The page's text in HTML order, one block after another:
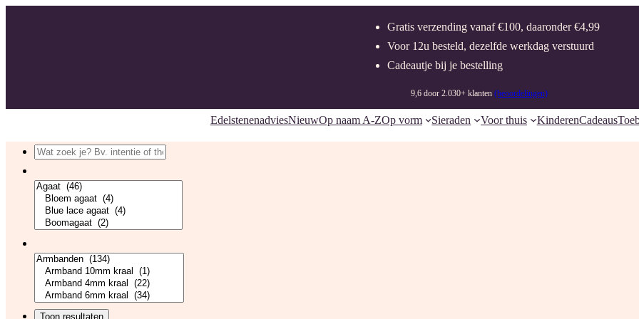
Gratis verzending vanaf €100, daaronder €4,99
Voor 12u besteld, dezelfde werkdag verstuurd
Cadeautje bij je bestelling
9,6 door 2.030+ klanten (beoordelingen)
EdelstenenadviesNieuwOp naam A-ZOp vorm Sieraden Voor thuis KinderenCadeaus